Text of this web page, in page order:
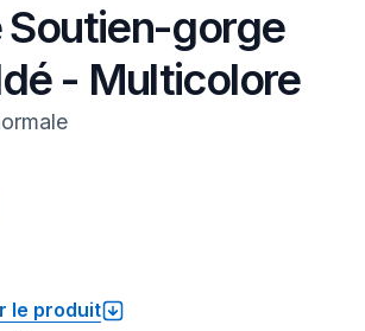
Soutien-gorge
- Multicolore
le produit